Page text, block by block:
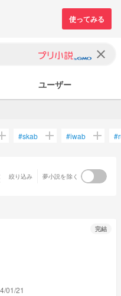
clear
ユーザー
#skab add #iwab add #
絞り込み 夢小説を除く
完結
01/21